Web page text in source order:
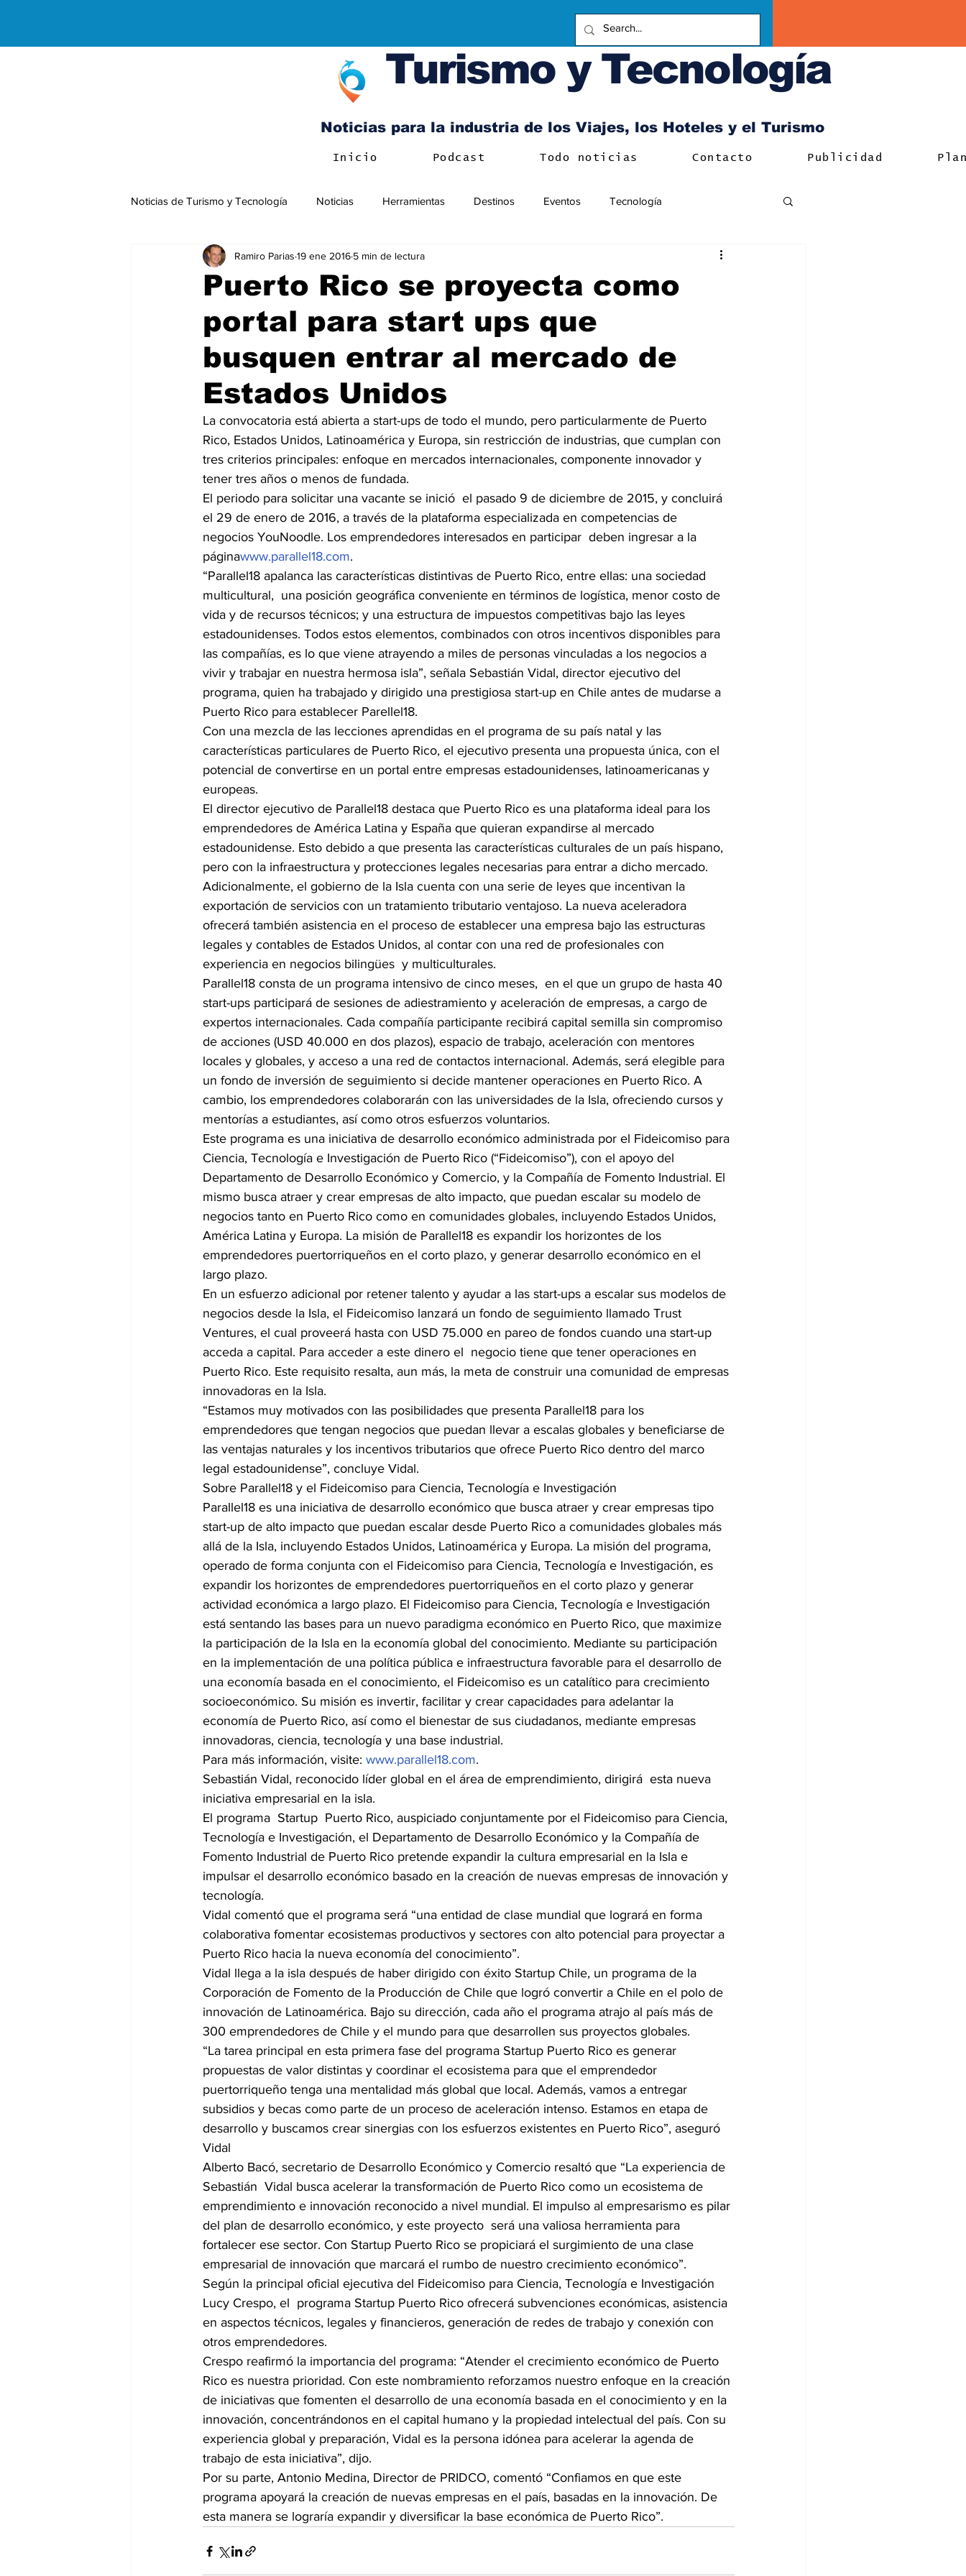
Turismo y Tecnología
Noticias para la industria de los Viajes, los Hoteles y el Turismo
Inicio Podcast Todo noticias Contacto Publicidad
Noticias de Turismo y Tecnología Noticias Herramientas Destinos Eventos Tecnología
Negocios Internacionales
Puerto Rico se proyecta como
portal para start ups que
busquen entrar al mercado de
Estados Unidos
Ramiro Parias 19 ene 2016 5 min de lectura
La convocatoria está abierta a start-ups de todo el mundo, pero particularmente de Puerto
Rico, Estados Unidos, Latinoamérica y Europa, sin restricción de industrias, que cumplan con
tres criterios principales: enfoque en mercados internacionales, componente innovador y
tener tres años o menos de fundada.
El periodo para solicitar una vacante se inició  el pasado 9 de diciembre de 2015, y concluirá
el 29 de enero de 2016, a través de la plataforma especializada en competencias de
negocios YouNoodle. Los emprendedores interesados en participar  deben ingresar a la
páginawww.parallel18.com.
“Parallel18 apalanca las características distintivas de Puerto Rico, entre ellas: una sociedad
multicultural,  una posición geográfica conveniente en términos de logística, menor costo de
vida y de recursos técnicos; y una estructura de impuestos competitivas bajo las leyes
estadounidenses. Todos estos elementos, combinados con otros incentivos disponibles para
las compañías, es lo que viene atrayendo a miles de personas vinculadas a los negocios a
vivir y trabajar en nuestra hermosa isla”, señala Sebastián Vidal, director ejecutivo del
programa, quien ha trabajado y dirigido una prestigiosa start-up en Chile antes de mudarse a
Puerto Rico para establecer Parellel18.
Con una mezcla de las lecciones aprendidas en el programa de su país natal y las
características particulares de Puerto Rico, el ejecutivo presenta una propuesta única, con el
potencial de convertirse en un portal entre empresas estadounidenses, latinoamericanas y
europeas.
El director ejecutivo de Parallel18 destaca que Puerto Rico es una plataforma ideal para los
emprendedores de América Latina y España que quieran expandirse al mercado
estadounidense. Esto debido a que presenta las características culturales de un país hispano,
pero con la infraestructura y protecciones legales necesarias para entrar a dicho mercado.
Adicionalmente, el gobierno de la Isla cuenta con una serie de leyes que incentivan la
exportación de servicios con un tratamiento tributario ventajoso. La nueva aceleradora
ofrecerá también asistencia en el proceso de establecer una empresa bajo las estructuras
legales y contables de Estados Unidos, al contar con una red de profesionales con
experiencia en negocios bilingües  y multiculturales.
Parallel18 consta de un programa intensivo de cinco meses,  en el que un grupo de hasta 40
start-ups participará de sesiones de adiestramiento y aceleración de empresas, a cargo de
expertos internacionales. Cada compañía participante recibirá capital semilla sin compromiso
de acciones (USD 40.000 en dos plazos), espacio de trabajo, aceleración con mentores
locales y globales, y acceso a una red de contactos internacional. Además, será elegible para
un fondo de inversión de seguimiento si decide mantener operaciones en Puerto Rico. A
cambio, los emprendedores colaborarán con las universidades de la Isla, ofreciendo cursos y
mentorías a estudiantes, así como otros esfuerzos voluntarios.
Este programa es una iniciativa de desarrollo económico administrada por el Fideicomiso para
Ciencia, Tecnología e Investigación de Puerto Rico (“Fideicomiso”), con el apoyo del
Departamento de Desarrollo Económico y Comercio, y la Compañía de Fomento Industrial. El
mismo busca atraer y crear empresas de alto impacto, que puedan escalar su modelo de
negocios tanto en Puerto Rico como en comunidades globales, incluyendo Estados Unidos,
América Latina y Europa. La misión de Parallel18 es expandir los horizontes de los
emprendedores puertorriqueños en el corto plazo, y generar desarrollo económico en el
largo plazo.
En un esfuerzo adicional por retener talento y ayudar a las start-ups a escalar sus modelos de
negocios desde la Isla, el Fideicomiso lanzará un fondo de seguimiento llamado Trust
Ventures, el cual proveerá hasta con USD 75.000 en pareo de fondos cuando una start-up
acceda a capital. Para acceder a este dinero el  negocio tiene que tener operaciones en
Puerto Rico. Este requisito resalta, aun más, la meta de construir una comunidad de empresas
innovadoras en la Isla.
“Estamos muy motivados con las posibilidades que presenta Parallel18 para los
emprendedores que tengan negocios que puedan llevar a escalas globales y beneficiarse de
las ventajas naturales y los incentivos tributarios que ofrece Puerto Rico dentro del marco
legal estadounidense”, concluye Vidal.
Sobre Parallel18 y el Fideicomiso para Ciencia, Tecnología e Investigación
Parallel18 es una iniciativa de desarrollo económico que busca atraer y crear empresas tipo
start-up de alto impacto que puedan escalar desde Puerto Rico a comunidades globales más
allá de la Isla, incluyendo Estados Unidos, Latinoamérica y Europa. La misión del programa,
operado de forma conjunta con el Fideicomiso para Ciencia, Tecnología e Investigación, es
expandir los horizontes de emprendedores puertorriqueños en el corto plazo y generar
actividad económica a largo plazo. El Fideicomiso para Ciencia, Tecnología e Investigación
está sentando las bases para un nuevo paradigma económico en Puerto Rico, que maximize
la participación de la Isla en la economía global del conocimiento. Mediante su participación
en la implementación de una política pública e infraestructura favorable para el desarrollo de
una economía basada en el conocimiento, el Fideicomiso es un catalítico para crecimiento
socioeconómico. Su misión es invertir, facilitar y crear capacidades para adelantar la
economía de Puerto Rico, así como el bienestar de sus ciudadanos, mediante empresas
innovadoras, ciencia, tecnología y una base industrial.
Para más información, visite: www.parallel18.com.
Sebastián Vidal, reconocido líder global en el área de emprendimiento, dirigirá  esta nueva
iniciativa empresarial en la isla.
El programa  Startup  Puerto Rico, auspiciado conjuntamente por el Fideicomiso para Ciencia,
Tecnología e Investigación, el Departamento de Desarrollo Económico y la Compañía de
Fomento Industrial de Puerto Rico pretende expandir la cultura empresarial en la Isla e
impulsar el desarrollo económico basado en la creación de nuevas empresas de innovación y
tecnología.
Vidal comentó que el programa será “una entidad de clase mundial que logrará en forma
colaborativa fomentar ecosistemas productivos y sectores con alto potencial para proyectar a
Puerto Rico hacia la nueva economía del conocimiento”.
Vidal llega a la isla después de haber dirigido con éxito Startup Chile, un programa de la
Corporación de Fomento de la Producción de Chile que logró convertir a Chile en el polo de
innovación de Latinoamérica. Bajo su dirección, cada año el programa atrajo al país más de
300 emprendedores de Chile y el mundo para que desarrollen sus proyectos globales.
“La tarea principal en esta primera fase del programa Startup Puerto Rico es generar
propuestas de valor distintas y coordinar el ecosistema para que el emprendedor
puertorriqueño tenga una mentalidad más global que local. Además, vamos a entregar
subsidios y becas como parte de un proceso de aceleración intenso. Estamos en etapa de
desarrollo y buscamos crear sinergias con los esfuerzos existentes en Puerto Rico”, aseguró
Vidal
Alberto Bacó, secretario de Desarrollo Económico y Comercio resaltó que “La experiencia de
Sebastián  Vidal busca acelerar la transformación de Puerto Rico como un ecosistema de
emprendimiento e innovación reconocido a nivel mundial. El impulso al empresarismo es pilar
del plan de desarrollo económico, y este proyecto  será una valiosa herramienta para
fortalecer ese sector. Con Startup Puerto Rico se propiciará el surgimiento de una clase
empresarial de innovación que marcará el rumbo de nuestro crecimiento económico”.
Según la principal oficial ejecutiva del Fideicomiso para Ciencia, Tecnología e Investigación
Lucy Crespo, el  programa Startup Puerto Rico ofrecerá subvenciones económicas, asistencia
en aspectos técnicos, legales y financieros, generación de redes de trabajo y conexión con
otros emprendedores.
Crespo reafirmó la importancia del programa: “Atender el crecimiento económico de Puerto
Rico es nuestra prioridad. Con este nombramiento reforzamos nuestro enfoque en la creación
de iniciativas que fomenten el desarrollo de una economía basada en el conocimiento y en la
innovación, concentrándonos en el capital humano y la propiedad intelectual del país. Con su
experiencia global y preparación, Vidal es la persona idónea para acelerar la agenda de
trabajo de esta iniciativa”, dijo.
Por su parte, Antonio Medina, Director de PRIDCO, comentó “Confiamos en que este
programa apoyará la creación de nuevas empresas en el país, basadas en la innovación. De
esta manera se lograría expandir y diversificar la base económica de Puerto Rico”.